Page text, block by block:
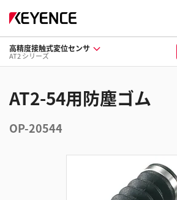
高精度接触式変位センサ
AT2 シリーズ
AT2-54用防塵ゴム
OP-20544